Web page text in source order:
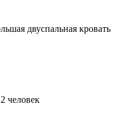
двуспальная кровать
человек